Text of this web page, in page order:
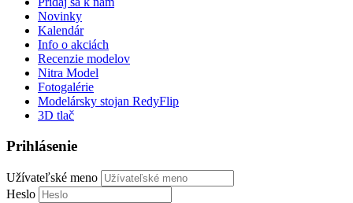
Novinky
Kalendár
Info o akciách
Recenzie modelov
Nitra Model
Fotogalérie
Modelársky stojan RedyFlip
3D tlač
Prihlásenie
Užívateľské meno
Heslo